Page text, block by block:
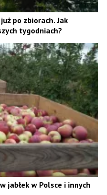
po zbiorach. Jak
tygodniach?
jabłek w Polsce i innych